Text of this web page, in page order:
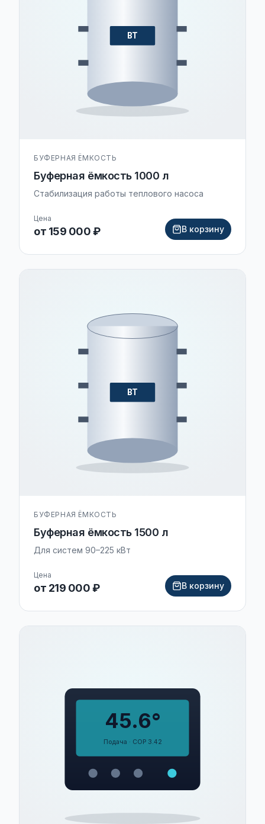
BT
БУФЕРНАЯ ЁМКОСТЬ
Буферная ёмкость 1000 л
Стабилизация работы теплового насоса
Цена
от 159 000 ₽ В корзину
BT
БУФЕРНАЯ ЁМКОСТЬ
Буферная ёмкость 1500 л
Для систем 90–225 кВт
Цена
от 219 000 ₽ В корзину
45.6°
Подача · COP 3.42